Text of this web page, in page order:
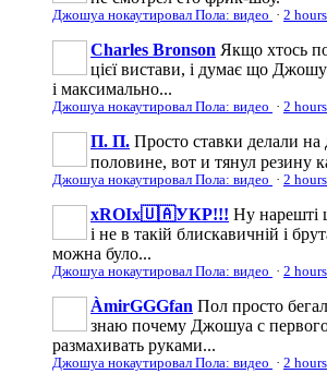
Джошуа нокаутировал Пола: видео · 2
Charles Bronson Якщо хтось
цієї вистави, і думає що
і максимально...
Джошуа нокаутировал Пола: видео · 2
П. П. Просто ставки делали на
половине, вот и тянул резину
Джошуа нокаутировал Пола: видео · 2
xROIx🇺🇦УКР!!! Ну нарешті
і не в такій блискавичній і
можна було...
Джошуа нокаутировал Пола: видео · 2
ÀmirGGGfan Пол просто
знаю почему Джошуа с
размахивать руками...
Джошуа нокаутировал Пола: видео · 2